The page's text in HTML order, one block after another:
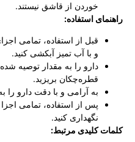
خوردن از قاشق نیستند.
راهنمای استفاده:
قبل از استفاده، تمامی
و با آب تمیز آبکشی کنید.
دارو را به مقدار توصیه
قطره‌چکان بریزید.
به آرامی و با دقت دارو را
پس از استفاده، تمامی
نگهداری کنید.
کلمات کلیدی مرتبط: